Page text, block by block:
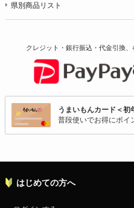
県別商品リスト
クレジット・銀行振込・代金引換
うまいもんカード＜初
普段使いでお得にポイ
はじめての方へ